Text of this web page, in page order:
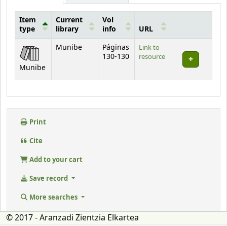
Holdings
Item
type
Current
library
Vol
info
URL
Munibe
Munibe
Páginas
130-130
Link to
resource
Print
Cite
Add to your cart
Save record
More searches
© 2017 - Aranzadi Zientzia Elkartea